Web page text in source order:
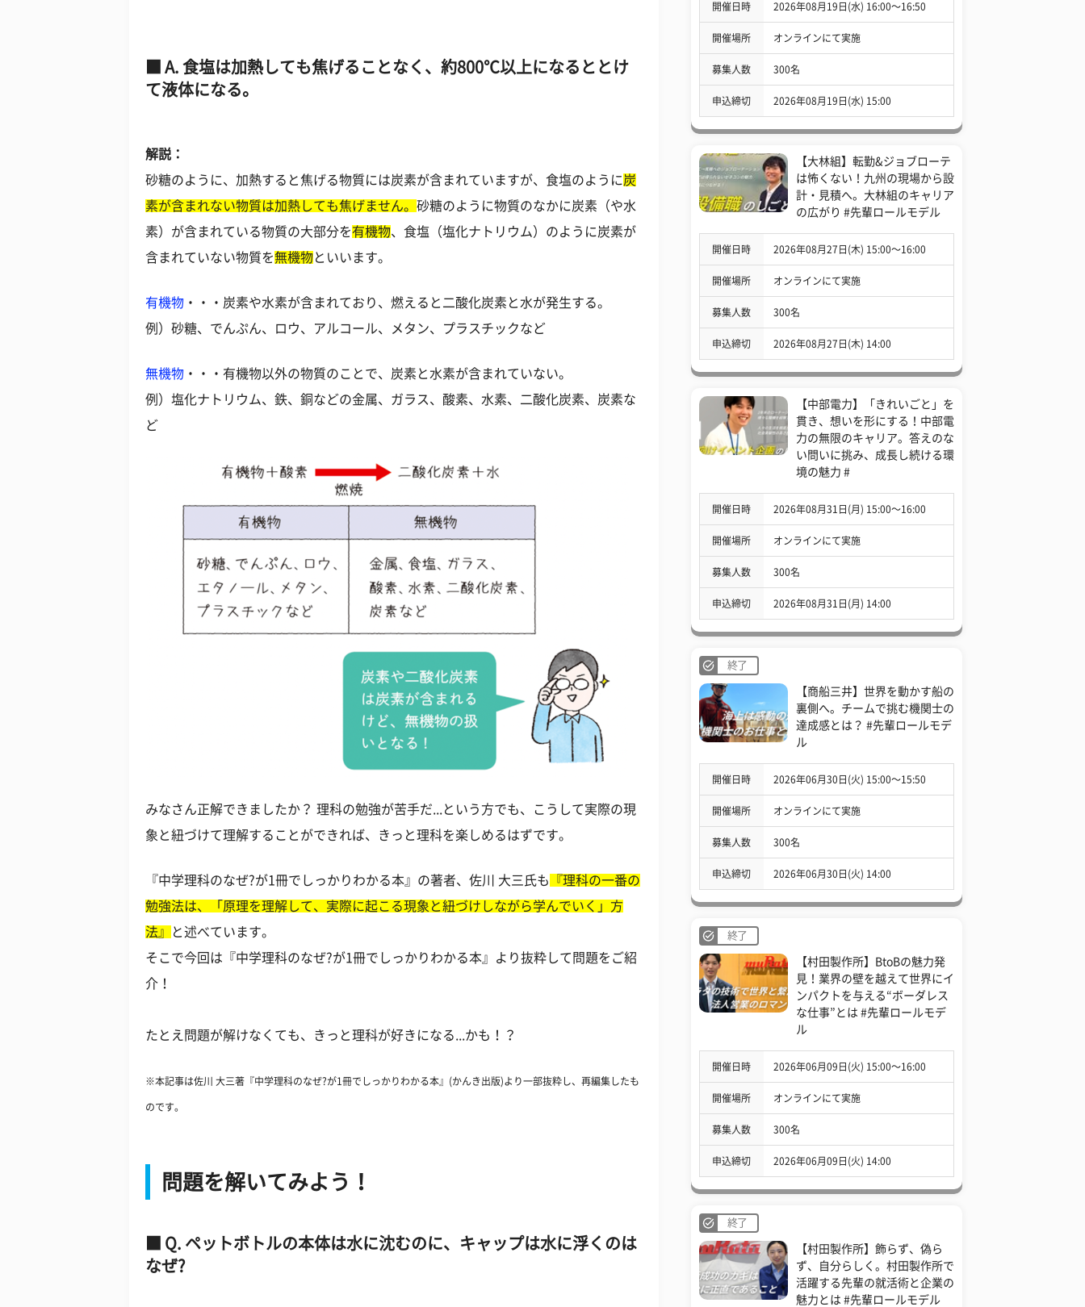
A. 食塩は加熱しても焦げることなく、約800℃以上になるととけ
て液体になる。
解説：
砂糖のように、加熱すると焦げる物質には炭素が含まれていますが、食塩のように炭
素が含まれない物質は加熱しても焦げません。 砂糖のように物質のなかに炭素（や水
素）が含まれている物質の大部分を有機物、食塩（塩化ナトリウム）のように炭素が
含まれていない物質を無機物といいます。
有機物 ・・・炭素や水素が含まれており、燃えると二酸化炭素と水が発生する。
例）砂糖、でんぷん、ロウ、アルコール、メタン、プラスチックなど
無機物 ・・・有機物以外の物質のことで、炭素と水素が含まれていない。
例）塩化ナトリウム、鉄、銅などの金属、ガラス、酸素、水素、二酸化炭素、炭素な
ど
みなさん正解できましたか？ 理科の勉強が苦手だ...という方でも、こうして実際の現
象と紐づけて理解することができれば、きっと理科を楽しめるはずです。
『中学理科のなぜ?が1冊でしっかりわかる本』の著者、佐川 大三氏も
『理科の一番の
勉強法は、「原理を理解して、実際に起こる現象と紐づけしながら学んでいく」方
法』
と述べています。
そこで今回は『中学理科のなぜ?が1冊でしっかりわかる本』より抜粋して問題をご紹
介！
たとえ問題が解けなくても、きっと理科が好きになる...かも！？
※本記事は佐川 大三著『中学理科のなぜ?が1冊でしっかりわかる本』(かんき出版)より一部抜粋し、再編集したも
のです。
問題を解いてみよう！
Q. ペットボトルの本体は水に沈むのに、キャップは水に浮くのは
なぜ?
開催日時 2026年08月19日(水) 16:00〜16:50
開催場所 オンラインにて実施
募集人数 300名
申込締切 2026年08月19日(水) 15:00
【大林組】転勤&ジョブローテ
は怖くない！九州の現場から設
計・見積へ。大林組のキャリア
の広がり #先輩ロールモデル
開催日時 2026年08月27日(木) 15:00〜16:00
開催場所 オンラインにて実施
募集人数 300名
申込締切 2026年08月27日(木) 14:00
【中部電力】「きれいごと」を
貫き、想いを形にする！中部電
力の無限のキャリア。答えのな
い問いに挑み、成長し続ける環
境の魅力 #
開催日時 2026年08月31日(月) 15:00〜16:00
開催場所 オンラインにて実施
募集人数 300名
申込締切 2026年08月31日(月) 14:00
終了
【商船三井】世界を動かす船の
裏側へ。チームで挑む機関士の
達成感とは？ #先輩ロールモデ
ル
開催日時 2026年06月30日(火) 15:00〜15:50
開催場所 オンラインにて実施
募集人数 300名
申込締切 2026年06月30日(火) 14:00
終了
【村田製作所】BtoBの魅力発
見！業界の壁を越えて世界にイ
ンパクトを与える“ボーダレス
な仕事”とは #先輩ロールモデ
ル
開催日時 2026年06月09日(火) 15:00〜16:00
開催場所 オンラインにて実施
募集人数 300名
申込締切 2026年06月09日(火) 14:00
終了
【村田製作所】飾らず、偽ら
ず、自分らしく。村田製作所で
活躍する先輩の就活術と企業の
魅力とは #先輩ロールモデル